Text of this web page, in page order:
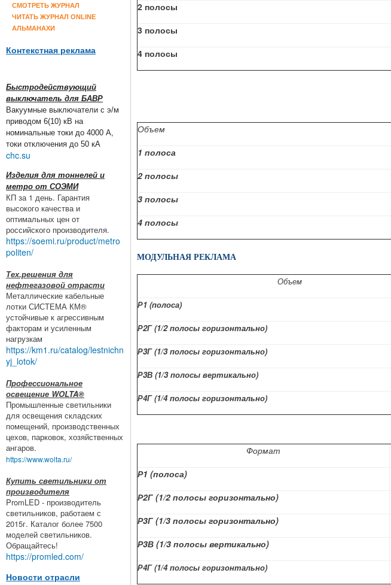
СМОТРЕТЬ ЖУРНАЛ
ЧИТАТЬ ЖУРНАЛ ONLINE
АЛЬМАНАХИ
Контекстная реклама
Быстродействующий
выключатель для БАВР
Вакуумные выключатели с э/м
приводом 6(10) кВ на
номинальные токи до 4000 А,
токи отключения до 50 кА
chc.su
Изделия для тоннелей и
метро от СОЭМИ
КП за 1 день. Гарантия
высокого качества и
оптимальных цен от
российского производителя.
https://soemi.ru/product/metro
politen/
Тех.решения для
нефтегазовой отрасти
Металлические кабельные
лотки СИСТЕМА КМ®
устойчивые к агрессивным
факторам и усиленным
нагрузкам
https://km1.ru/catalog/lestnichn
yj_lotok/
Профессиональное
освещение WOLTA®
Промышленные светильники
для освещения складских
помещений, производственных
цехов, парковок, хозяйственных
ангаров.
https://www.wolta.ru/
Купить светильники от
производителя
PromLED - производитель
светильников, работаем с
2015г. Каталог более 7500
моделей светильников.
Обращайтесь!
https://promled.com/
Новости отрасли
2 полосы
3 полосы
4 полосы
Объем
1 полоса
2 полосы
3 полосы
4 полосы
МОДУЛЬНАЯ РЕКЛАМА
Объем
Р1 (полоса)
Р2Г (1/2 полосы горизонтально)
Р3Г (1/3 полосы горизонтально)
Р3В (1/3 полосы вертикально)
Р4Г (1/4 полосы горизонтально)
Формат
Р1 (полоса)
Р2Г (1/2 полосы горизонтально)
Р3Г (1/3 полосы горизонтально)
Р3В (1/3 полосы вертикально)
Р4Г (1/4 полосы горизонтально)